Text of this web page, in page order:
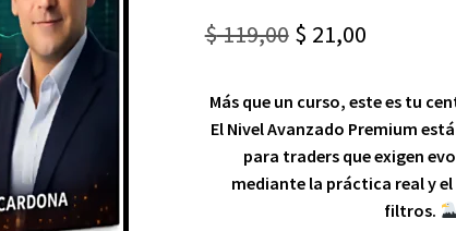
$119,00 Original
was:
$ 119,00.
$ 21,00Current
is:
$ 21,00.
Más que un curso, este es tu
El Nivel Avanzado Premium
para traders que exigen
mediante la práctica realy
filtros.